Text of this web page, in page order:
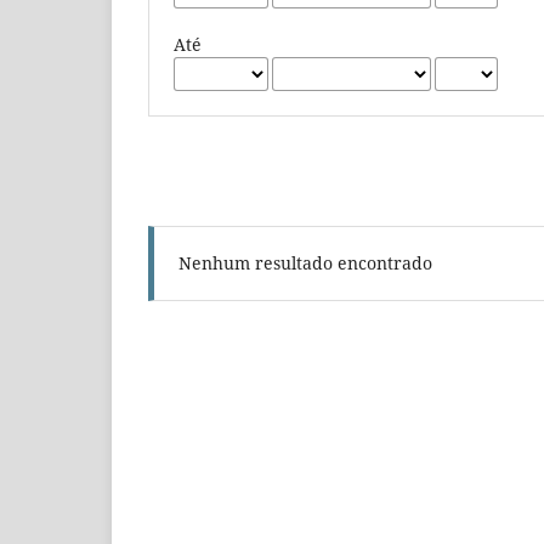
Até
Nenhum resultado encontrado